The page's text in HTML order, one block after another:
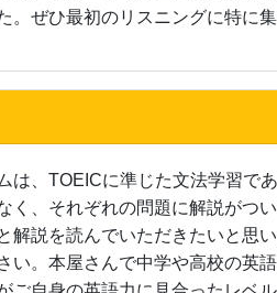
。ぜひ最初のリスニングに特に
は、TOEICに準じた文法学習で
く、それぞれの問題に解説がつ
解説を読んでいただきたいと思
い。本屋さんで中学や高校の英